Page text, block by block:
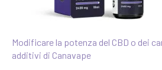
Modificare la potenza del CBD o dei
additivi di Canavape